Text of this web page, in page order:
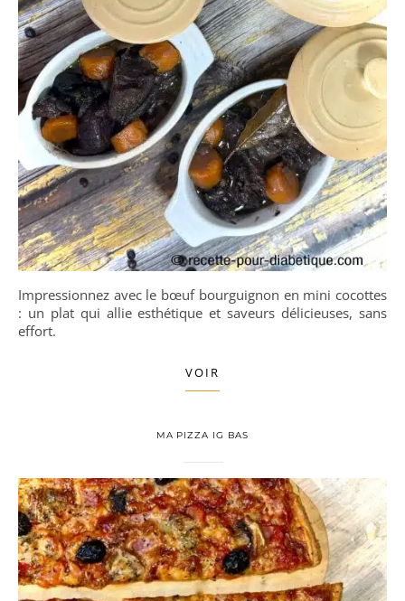
Impressionnez avec le bœuf bourguignon en mini cocottes
: un plat qui allie esthétique et saveurs délicieuses, sans
effort.
VOIR
MA PIZZA IG BAS